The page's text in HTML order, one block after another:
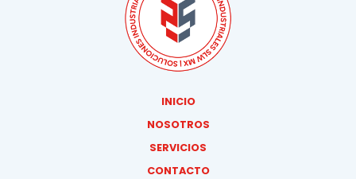
INICIO
NOSOTROS
SERVICIOS
CONTACTO